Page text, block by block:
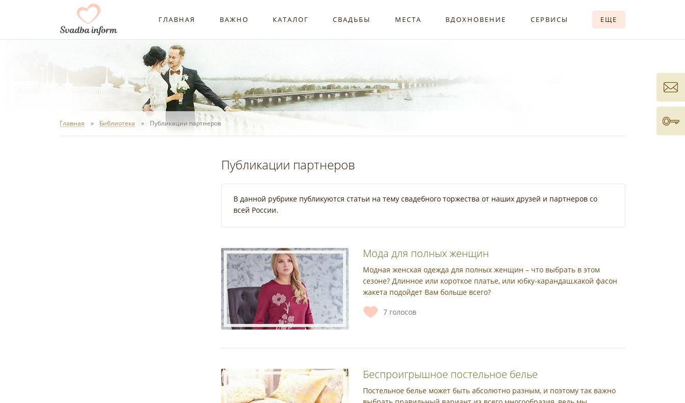
ГЛАВНАЯ ВАЖНО КАТАЛОГ СВАДЬБЫ МЕСТА ВДОХНОВЕНИЕ СЕРВИСЫ ЕЩЕ
Главная Библиотека Публикации партнеров
Публикации партнеров
В данной рубрике публикуются статьи на тему свадебного торжества от наших друзей и партнеров со
всей России.
Мода для полных женщин
Модная женская одежда для полных женщин – что выбрать в этом
сезоне? Длинное или короткое платье, или юбку-карандаш,какой фасон
жакета подойдет Вам больше всего?
7 голосов
Беспроигрышное постельное белье
Постельное белье может быть абсолютно разным, и поэтому так важно